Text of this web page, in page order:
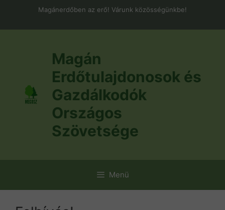
Magánerdőben az erő! Várunk közösségünkbe!
Magán
Erdőtulajdonosok és
Gazdálkodók
Országos
Szövetsége
Menü